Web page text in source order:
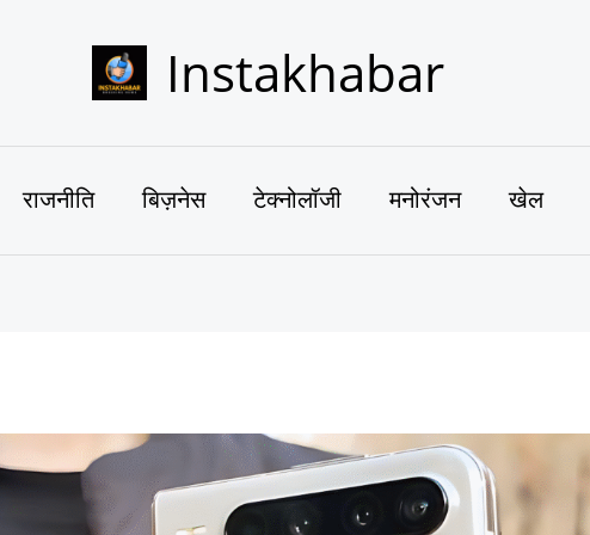
Instakhabar
राजनीति बिज़नेस टेक्नोलॉजी मनोरंजन खेल